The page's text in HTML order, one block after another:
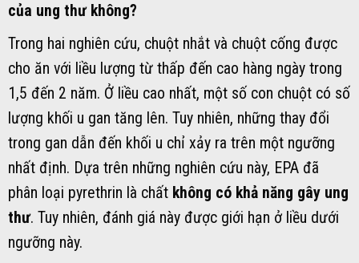
của ung thư không?
Trong hai nghiên cứu, chuột nhắt và chuột cống được
cho ăn với liều lượng từ thấp đến cao hàng ngày trong
1,5 đến 2 năm. Ở liều cao nhất, một số con chuột có số
lượng khối u gan tăng lên. Tuy nhiên, những thay đổi
trong gan dẫn đến khối u chỉ xảy ra trên một ngưỡng
nhất định. Dựa trên những nghiên cứu này, EPA đã
phân loại pyrethrin là chất không có khả năng gây ung
thư. Tuy nhiên, đánh giá này được giới hạn ở liều dưới
ngưỡng này.